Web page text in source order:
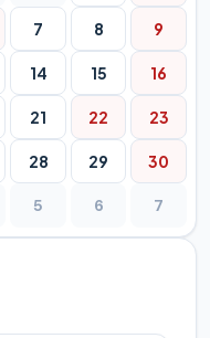
7 8 9
14 15 16
21 22 23
28 29 30
5 6 7